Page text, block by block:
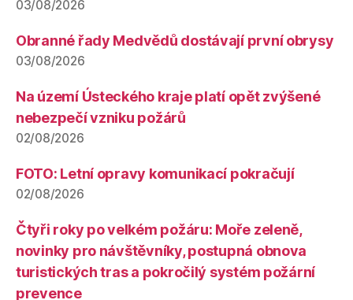
03/08/2026
Obranné řady Medvědů dostávají první obrysy
03/08/2026
Na území Ústeckého kraje platí opět zvýšené
nebezpečí vzniku požárů
02/08/2026
FOTO: Letní opravy komunikací pokračují
02/08/2026
Čtyři roky po velkém požáru: Moře zeleně,
novinky pro návštěvníky, postupná obnova
turistických tras a pokročilý systém požární
prevence